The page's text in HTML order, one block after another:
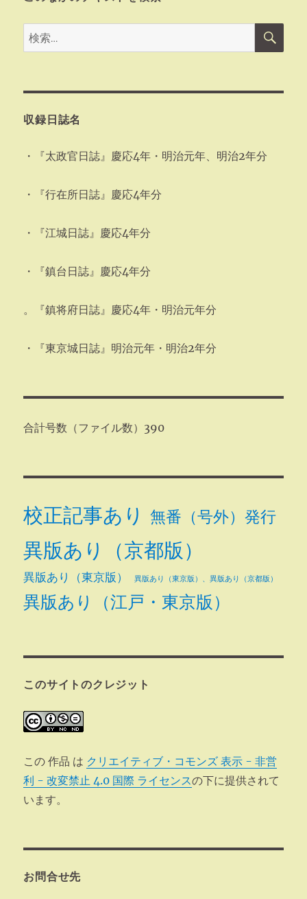
検
索:
検
収録日誌名
・『太政官日誌』慶応4年・明治元年、明治2年分
・『行在所日誌』慶応4年分
・『江城日誌』慶応4年分
・『鎮台日誌』慶応4年分
。『鎮将府日誌』慶応4年・明治元年分
・『東京城日誌』明治元年・明治2年分
合計号数（ファイル数）390
校正記事あり 無番（号外）発行
異版あり（京都版）
異版あり（東京版） 異版あり（東京版）、異版あり（京都版）
異版あり（江戸・東京版）
このサイトのクレジット
この 作品 は クリエイティブ・コモンズ 表示 - 非営
利 - 改変禁止 4.0 国際 ライセンスの下に提供されて
います。
お問合せ先